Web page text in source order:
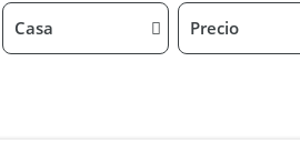
Casa Precio